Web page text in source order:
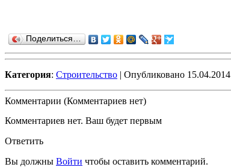
Поделиться…
Категория: Строительство | Опубликовано 15.04.2014
Комментарии (Комментариев нет)
Комментариев нет. Ваш будет первым
Ответить
Вы должны Войти чтобы оставить комментарий.